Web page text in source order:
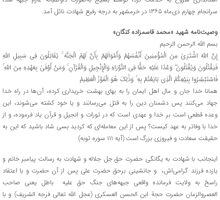
سرانجام چهارم دی‌ماه ۱۳۶۵ در خرمشهر به درجه رفیع شهادت نائل آمد.
وصیت‌نامه شهید «محمد قاسم‎زاده کنگان»
بسم الله الرحمن الرحیم
إِنَّ اللَّهَ اشْتَرَىٰ مِنَ الْمُؤْمِنِینَ أَنْفُسَهُمْ وَأَمْوَالَهُمْ بِأَنَّ لَهُمُ الْجَنَّهَ ۚ یُقَاتِلُونَ فِی سَبِیلِ اللَّهِ
فَیَقْتُلُونَ وَیُقْتَلُونَ ۖ وَعْدًا عَلَیْهِ حَقًّا فِی التَّوْرَاهِ وَالْإِنْجِیلِ وَالْقُرْآنِ ۚ وَمَنْ أَوْفَىٰ بِعَهْدِهِ مِنَ اللَّهِ ۚ
فَاسْتَبْشِرُوا بِبَیْعِکُمُ الَّذِی بَایَعْتُمْ بِهِ ۚ وَذَٰلِکَ هُوَ الْفَوْزُ الْعَظِیمُ
همانا خدا جان و مال اهل ایمان را به بهای بهشت خریداری کرده، آن‌ها در راه خدا
جهاد می‌کنند پس دشمنان دین را به قتل می‌رسانند و یا خود کشته می‌شوند، این
وعده قطعی است بر خدا و عهدی است که در تورات و انجیل و قرآن یاد فرموده، و از
خدا با وفاتر به عهد کیست؟ پس از این معامله‌ای که کردید بسی شاد باشید که این به
حقیقت سعادت و فیروزی بزرگ است.(آیه ۱۱۱ سوره توبه)
اینجانب با شهادت به یگانگی‌ حضرت حق جل جلاله و شهادت به رسالت پیامبر خاتم و
یازده فرزند گرامی‌اش، و جانشینی‌ برحق حضرت علی‌ پس از آن حضرت و با اعتقاد
راسخ به ولایت فرمانده واقعی‌ جبهه‌های‌ جنگ حق علیه باطل یعنی‌ صاحب
العصروالزمان حضرت حجۀ ابن الحسن العسکری‌ (عجل الله تعالی فرجه الشریف) و با